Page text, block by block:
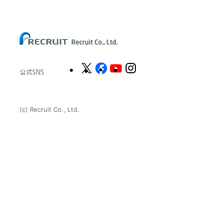
(c) Recruit Co., Ltd.
公式SNS